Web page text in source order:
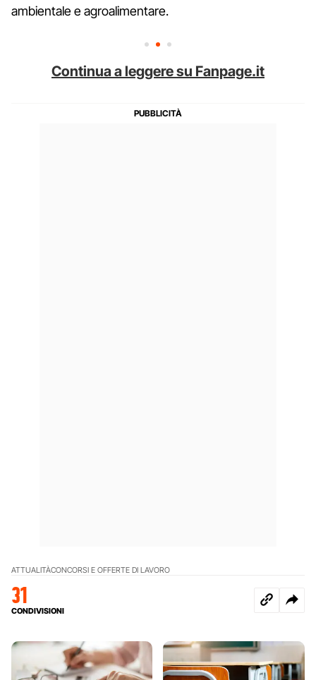
ambientale e agroalimentare.
Continua a leggere su Fanpage.it
ATTUALITÀCONCORSI E OFFERTE DI LAVORO
31
CONDIVISIONI